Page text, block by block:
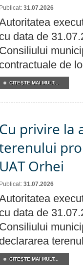
Publicat: 31.07.2026
cu data de
Consiliului
contractuale de
CITEŞTE MAI MULT...
Cu privire la
UAT Orhei
Publicat: 31.07.2026
cu data de
Consiliului
declararea
CITEŞTE MAI MULT...